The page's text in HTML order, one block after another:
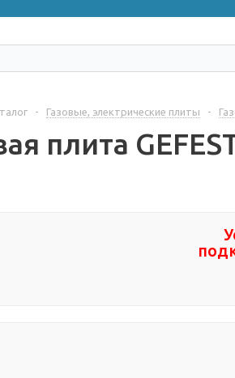
- Газовые, электрические плиты -
плита